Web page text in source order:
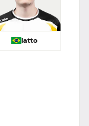
latto